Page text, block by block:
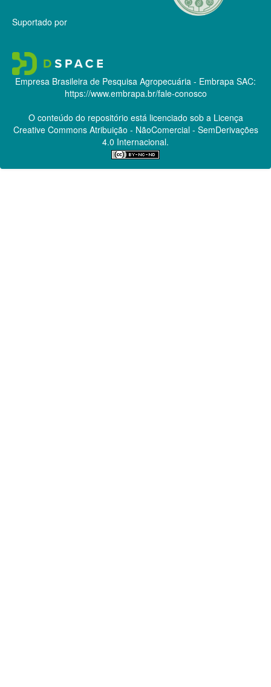
Suportado por
Empresa Brasileira de Pesquisa Agropecuária - Embrapa SAC:
https://www.embrapa.br/fale-conosco
O conteúdo do repositório está licenciado sob a Licença
Creative CommonsAtribuição - NãoComercial - SemDerivações
4.0 Internacional.